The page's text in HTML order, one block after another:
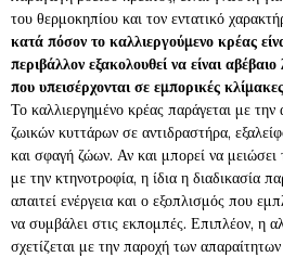
του θερμοκηπίου και τον εντατικό
κατά πόσον το καλλιεργούμενο κρέας
περιβάλλον εξακολουθεί να είναι
που υπεισέρχονται σε εμπορικές
Το καλλιεργημένο κρέας παράγεται με
ζωικών κυττάρων σε αντιδραστήρα,
και σφαγή ζώων. Αν και μπορεί να μειώσει
με την κτηνοτροφία, η ίδια η διαδικασία
απαιτεί ενέργεια και ο εξοπλισμός που
να συμβάλει στις εκπομπές. Επιπλέον, η
σχετίζεται με την παροχή των